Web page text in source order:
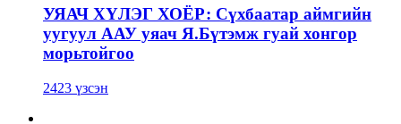
УЯАЧ ХҮЛЭГ ХОЁР: Сүхбаатар аймгийн
уугуул ААУ уяач Я.Бүтэмж гуай хонгор
морьтойгоо
2423 үзсэн